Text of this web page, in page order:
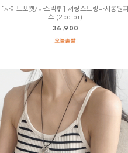
[사이드포켓/바스락🎐] 셔링스트링나시롱원피
스 (2color)
36,900